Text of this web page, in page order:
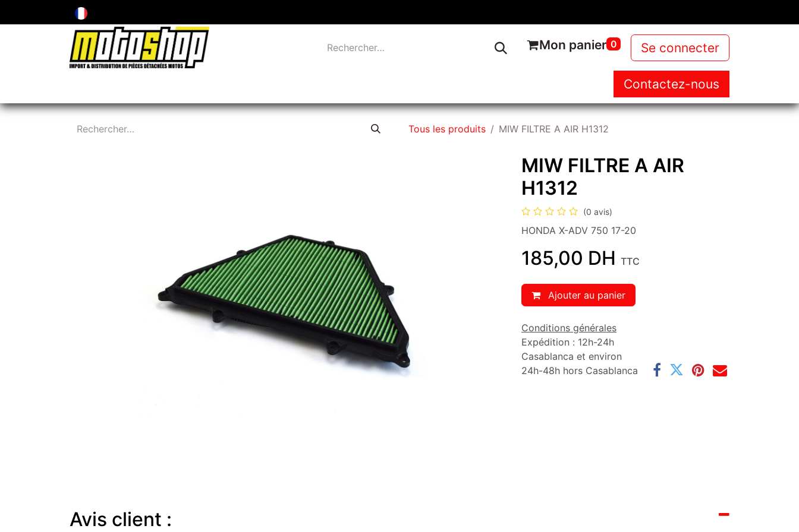
Mon panier 0 Se connecter
NOS PRODUITS NEWS
Contactez-nous
Tous les produits MIW FILTRE A AIR H1312
MIW FILTRE A AIR
H1312
(0 avis)
HONDA X-ADV 750 17-20
185,00 DH TTC
Ajouter au panier
Conditions générales
Expédition : 12h-24h
Casablanca et environ
24h-48h hors Casablanca
Avis client :